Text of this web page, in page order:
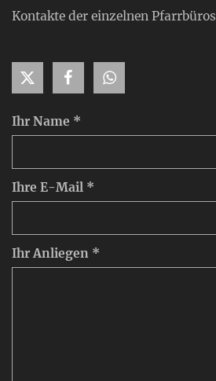
Ihr Name *
Ihre E-Mail *
Ihr Anliegen *
Kontakte der einzelnen Pfarrbüros